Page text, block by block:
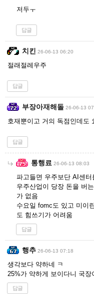
저두ㅜ
답글
치킨 26-06-13 06:20
절래절레우주
답글
부장아재해돌 26-06-13
호재뿐이고 거의 독점인데도
답글
통행료 26-06-13 08:03
파고들면 우주보단 AI센
우주산업이 당장 돈을 버
가 없음
수요일 fomc도 있고 미이
도 힘쓰기가 어려움
답글
행추 26-06-13 07:18
생각보다 약하네 ㅋ
25%가 약하게 보이다니 국
답글